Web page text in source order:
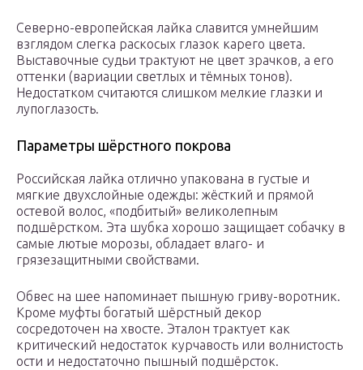
Северно-европейская лайка славится умнейшим
взглядом слегка раскосых глазок карего цвета.
Выставочные судьи трактуют не цвет зрачков, а его
оттенки (вариации светлых и тёмных тонов).
Недостатком считаются слишком мелкие глазки и
лупоглазость.
Параметры шёрстного покрова
Российская лайка отлично упакована в густые и
мягкие двухслойные одежды: жёсткий и прямой
остевой волос, «подбитый» великолепным
подшёрстком. Эта шубка хорошо защищает собачку в
самые лютые морозы, обладает влаго- и
грязезащитными свойствами.
Обвес на шее напоминает пышную гриву-воротник.
Кроме муфты богатый шёрстный декор
сосредоточен на хвосте. Эталон трактует как
критический недостаток курчавость или волнистость
ости и недостаточно пышный подшёрсток.